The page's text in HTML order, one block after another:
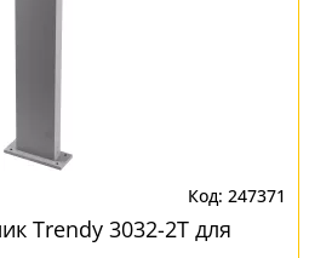
247371
Trendy 3032-2T для